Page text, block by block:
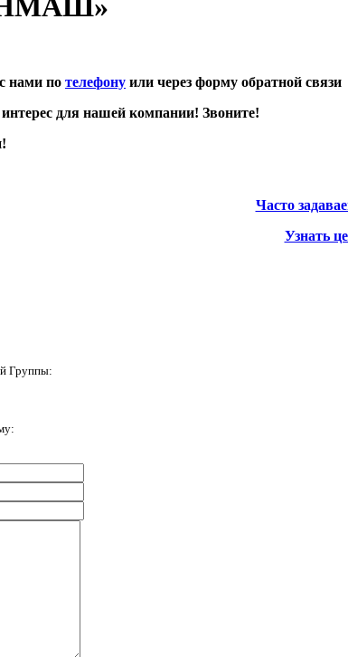
нами по телефону или через форму обратной связи
для нашей компании! Звоните!
Часто
Узнать
Группы: